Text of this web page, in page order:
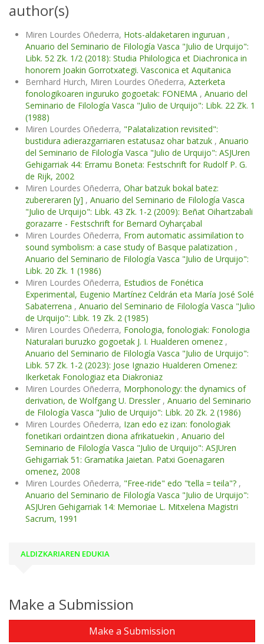
author(s)
Miren Lourdes Oñederra, Hots-aldaketaren inguruan ,
Anuario del Seminario de Filología Vasca "Julio de Urquijo":
Libk. 52 Zk. 1/2 (2018): Studia Philologica et Diachronica in
honorem Joakin Gorrotxategi. Vasconica et Aquitanica
Bernhard Hurch, Miren Lourdes Oñederra, Azterketa
fonologikoaren inguruko gogoetak: FONEMA , Anuario del
Seminario de Filología Vasca "Julio de Urquijo": Libk. 22 Zk. 1
(1988)
Miren Lourdes Oñederra, "Palatalization revisited":
bustidura adierazgarriaren estatusaz ohar batzuk , Anuario
del Seminario de Filología Vasca "Julio de Urquijo": ASJUren
Gehigarriak 44: Erramu Boneta: Festschrift for Rudolf P. G.
de Rijk, 2002
Miren Lourdes Oñederra, Ohar batzuk bokal batez:
zubereraren [y] , Anuario del Seminario de Filología Vasca
"Julio de Urquijo": Libk. 43 Zk. 1-2 (2009): Beñat Oihartzabali
gorazarre - Festschrift for Bernard Oyharçabal
Miren Lourdes Oñederra, From automatic assimilation to
sound symbolism: a case study of Basque palatization ,
Anuario del Seminario de Filología Vasca "Julio de Urquijo":
Libk. 20 Zk. 1 (1986)
Miren Lourdes Oñederra, Estudios de Fonética
Experimental, Eugenio Martínez Celdrán eta María José Solé
Sabaterrena , Anuario del Seminario de Filología Vasca "Julio
de Urquijo": Libk. 19 Zk. 2 (1985)
Miren Lourdes Oñederra, Fonologia, fonologiak: Fonologia
Naturalari buruzko gogoetak J. I. Hualderen omenez ,
Anuario del Seminario de Filología Vasca "Julio de Urquijo":
Libk. 57 Zk. 1-2 (2023): Jose Ignazio Hualderen Omenez:
Ikerketak Fonologiaz eta Diakroniaz
Miren Lourdes Oñederra, Morphonology: the dynamics of
derivation, de Wolfgang U. Dressler , Anuario del Seminario
de Filología Vasca "Julio de Urquijo": Libk. 20 Zk. 2 (1986)
Miren Lourdes Oñederra, Izan edo ez izan: fonologiak
fonetikari ordaintzen diona afrikatuekin , Anuario del
Seminario de Filología Vasca "Julio de Urquijo": ASJUren
Gehigarriak 51: Gramatika Jaietan. Patxi Goenagaren
omenez, 2008
Miren Lourdes Oñederra, "Free-ride" edo "tella = teila"? ,
Anuario del Seminario de Filología Vasca "Julio de Urquijo":
ASJUren Gehigarriak 14: Memoriae L. Mitxelena Magistri
Sacrum, 1991
ALDIZKARIAREN EDUKIA
Make a Submission
Make a Submission